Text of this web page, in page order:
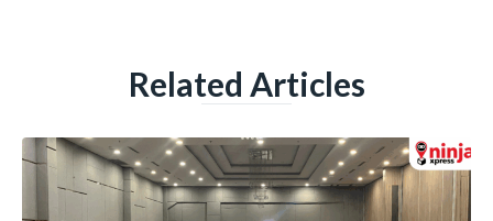
Related Articles